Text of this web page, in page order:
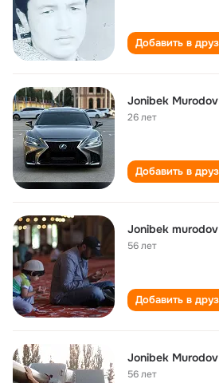
Добавить в
Jonibek Murodov
26 лет
Добавить в
Jonibek murodov
56 лет
Добавить в
Jonibek Murodov
56 лет